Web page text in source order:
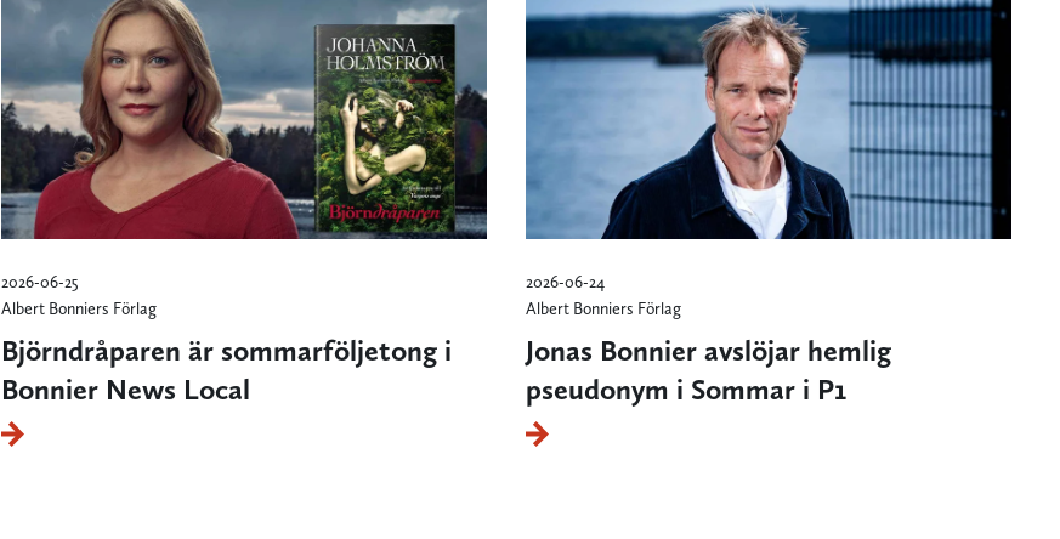
2026-06-25
Albert Bonniers Förlag
Björndråparen är sommarföljetong i
Bonnier News Local
2026-06-24
Albert Bonniers Förlag
Jonas Bonnier avslöjar hemlig
pseudonym i Sommar i P1